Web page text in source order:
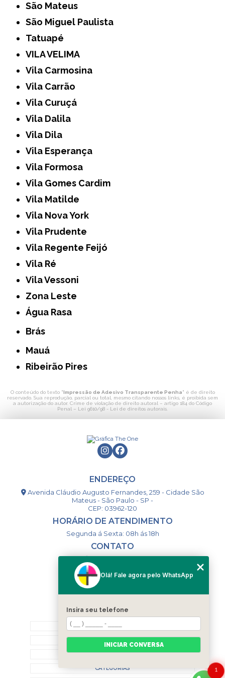
São Mateus
São Miguel Paulista
Tatuapé
VILA VELIMA
Vila Carmosina
Vila Carrão
Vila Curuçá
Vila Dalila
Vila Dila
Vila Esperança
Vila Formosa
Vila Gomes Cardim
Vila Matilde
Vila Nova York
Vila Prudente
Vila Regente Feijó
Vila Ré
Vila Vessoni
Zona Leste
Água Rasa
Brás
Mauá
Ribeirão Pires
O conteúdo do texto "Impressão de Adesivo Transparente Penha" é de direito
reservado. Sua reprodução, parcial ou total, mesmo citando nossos links, é proibida sem
a autorização do autor. Crime de violação de direito autoral – artigo 184 do Código
Penal – Lei 9610/98 - Lei de direitos autorais
ENDEREÇO
Avenida Cláudio Augusto Fernandes, 259 - Cidade São
Mateus - São Paulo - SP -
CEP: 03962-120
HORÁRIO DE ATENDIMENTO
Segunda á Sexta: 08h ás 18h
CONTATO
(11) 98993-9556
togsm1@gmail.com
MENU
HOME
CONTATO
CATEGORIAS 1
Olá! Fale agora pelo WhatsApp
Insira seu telefone
INICIAR CONVERSA